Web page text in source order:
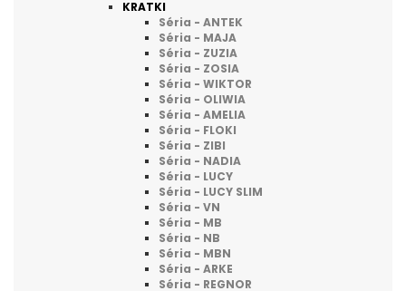
KRATKI
Séria - ANTEK
Séria - MAJA
Séria - ZUZIA
Séria - ZOSIA
Séria - WIKTOR
Séria - OLIWIA
Séria - AMELIA
Séria - FLOKI
Séria - ZIBI
Séria - NADIA
Séria - LUCY
Séria - LUCY SLIM
Séria - VN
Séria - MB
Séria - NB
Séria - MBN
Séria - ARKE
Séria - REGNOR